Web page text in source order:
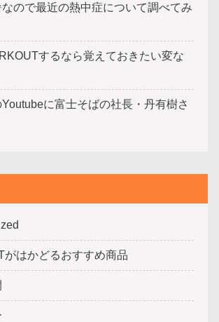
ので最近の熱中症について調べてみ
するなら覚えておきたい変な
に富士そばの社長・丹有樹さ
がはかどるおすすめ商品